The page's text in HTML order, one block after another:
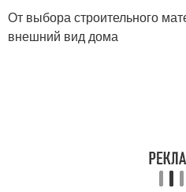
От выбора строительного
внешний вид дома